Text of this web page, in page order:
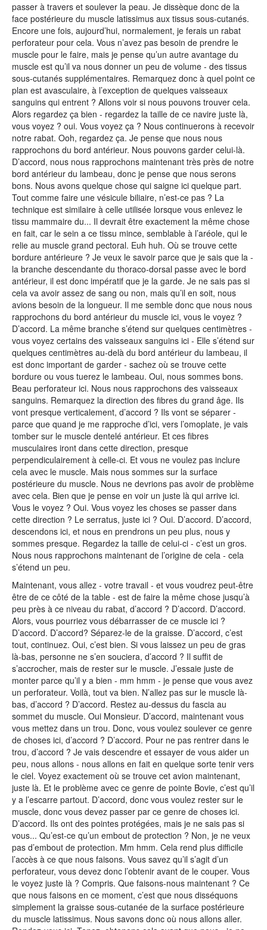
passer à travers et soulever la peau. Je dissèque donc de la
face postérieure du muscle latissimus aux tissus sous-cutanés.
Encore une fois, aujourd’hui, normalement, je ferais un rabat
perforateur pour cela. Vous n’avez pas besoin de prendre le
muscle pour le faire, mais je pense qu’un autre avantage du
muscle est qu’il va nous donner un peu de volume - des tissus
sous-cutanés supplémentaires. Remarquez donc à quel point ce
plan est avasculaire, à l’exception de quelques vaisseaux
sanguins qui entrent ? Allons voir si nous pouvons trouver cela.
Alors regardez ça bien - regardez la taille de ce navire juste là,
vous voyez ? oui. Vous voyez ça ? Nous continuerons à recevoir
notre rabat. Ooh, regardez ça. Je pense que nous nous
rapprochons du bord antérieur. Nous pouvons garder celui-là.
D’accord, nous nous rapprochons maintenant très près de notre
bord antérieur du lambeau, donc je pense que nous serons
bons. Nous avons quelque chose qui saigne ici quelque part.
Tout comme faire une vésicule biliaire, n’est-ce pas ? La
technique est similaire à celle utilisée lorsque vous enlevez le
tissu mammaire du... Il devrait être exactement la même chose
en fait, car le sein a ce tissu mince, semblable à l’aréole, qui le
relie au muscle grand pectoral. Euh huh. Où se trouve cette
bordure antérieure ? Je veux le savoir parce que je sais que la -
la branche descendante du thoraco-dorsal passe avec le bord
antérieur, il est donc impératif que je la garde. Je ne sais pas si
cela va avoir assez de sang ou non, mais qu’il en soit, nous
avions besoin de la longueur. Il me semble donc que nous nous
rapprochons du bord antérieur du muscle ici, vous le voyez ?
D’accord. La même branche s’étend sur quelques centimètres -
vous voyez certains des vaisseaux sanguins ici - Elle s’étend sur
quelques centimètres au-delà du bord antérieur du lambeau, il
est donc important de garder - sachez où se trouve cette
bordure ou vous tuerez le lambeau. Oui, nous sommes bons.
Beau perforateur ici. Nous nous rapprochons des vaisseaux
sanguins. Remarquez la direction des fibres du grand âge. Ils
vont presque verticalement, d’accord ? Ils vont se séparer -
parce que quand je me rapproche d’ici, vers l’omoplate, je vais
tomber sur le muscle dentelé antérieur. Et ces fibres
musculaires iront dans cette direction, presque
perpendiculairement à celle-ci. Et vous ne voulez pas inclure
cela avec le muscle. Mais nous sommes sur la surface
postérieure du muscle. Nous ne devrions pas avoir de problème
avec cela. Bien que je pense en voir un juste là qui arrive ici.
Vous le voyez ? Oui. Vous voyez les choses se passer dans
cette direction ? Le serratus, juste ici ? Oui. D’accord. D’accord,
descendons ici, et nous en prendrons un peu plus, nous y
sommes presque. Regardez la taille de celui-ci - c’est un gros.
Nous nous rapprochons maintenant de l’origine de cela - cela
s’étend un peu.
Maintenant, vous allez - votre travail - et vous voudrez peut-être
être de ce côté de la table - est de faire la même chose jusqu’à
peu près à ce niveau du rabat, d’accord ? D’accord. D’accord.
Alors, vous pourriez vous débarrasser de ce muscle ici ?
D’accord. D’accord? Séparez-le de la graisse. D’accord, c’est
tout, continuez. Oui, c’est bien. Si vous laissez un peu de gras
là-bas, personne ne s’en souciera, d’accord ? Il suffit de
s’accrocher, mais de rester sur le muscle. J’essaie juste de
monter parce qu’il y a bien - mm hmm - je pense que vous avez
un perforateur. Voilà, tout va bien. N’allez pas sur le muscle là-
bas, d’accord ? D’accord. Restez au-dessus du fascia au
sommet du muscle. Oui Monsieur. D’accord, maintenant vous
vous mettez dans un trou. Donc, vous voulez soulever ce genre
de choses ici, d’accord ? D’accord. Pour ne pas rentrer dans le
trou, d’accord ? Je vais descendre et essayer de vous aider un
peu, nous allons - nous allons en fait en quelque sorte tenir vers
le ciel. Voyez exactement où se trouve cet avion maintenant,
juste là. Et le problème avec ce genre de pointe Bovie, c’est qu’il
y a l’escarre partout. D’accord, donc vous voulez rester sur le
muscle, donc vous devez passer par ce genre de choses ici.
D’accord. Ils ont des pointes protégées, mais je ne sais pas si
vous... Qu’est-ce qu’un embout de protection ? Non, je ne veux
pas d’embout de protection. Mm hmm. Cela rend plus difficile
l’accès à ce que nous faisons. Vous savez qu’il s’agit d’un
perforateur, vous devez donc l’obtenir avant de le couper. Vous
le voyez juste là ? Compris. Que faisons-nous maintenant ? Ce
que nous faisons en ce moment, c’est que nous disséquons
simplement la graisse sous-cutanée de la surface postérieure
du muscle latissimus. Nous savons donc où nous allons aller.